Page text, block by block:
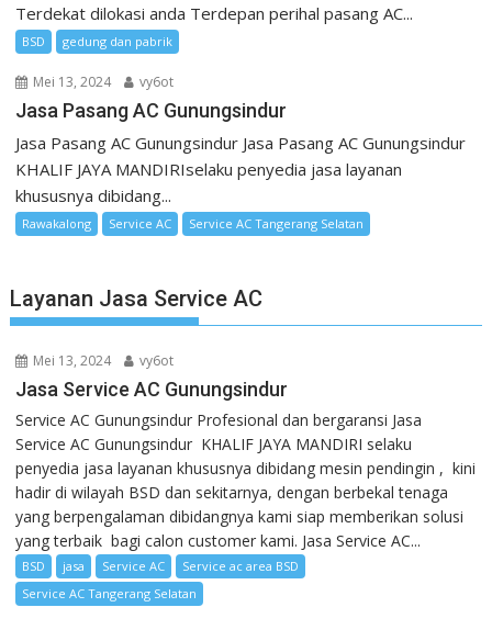
Terdekat dilokasi anda Terdepan perihal pasang AC...
BSD gedung dan pabrik
Mei 13, 2024 vy6ot
Jasa Pasang AC Gunungsindur
Jasa Pasang AC Gunungsindur Jasa Pasang AC Gunungsindur
KHALIF JAYA MANDIRIselaku penyedia jasa layanan
khususnya dibidang...
Rawakalong Service AC Service AC Tangerang Selatan
Layanan Jasa Service AC
Mei 13, 2024 vy6ot
Jasa Service AC Gunungsindur
Service AC Gunungsindur Profesional dan bergaransi Jasa
Service AC Gunungsindur KHALIF JAYA MANDIRI selaku
penyedia jasa layanan khususnya dibidang mesin pendingin , kini
hadir di wilayah BSD dan sekitarnya, dengan berbekal tenaga
yang berpengalaman dibidangnya kami siap memberikan solusi
yang terbaik bagi calon customer kami. Jasa Service AC...
BSD jasa Service AC
Service ac area BSD
Service AC Tangerang Selatan